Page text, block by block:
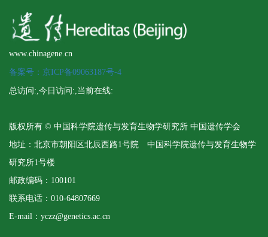
www.chinagene.cn
备案号：京ICP备09063187号-4
总访问:,今日访问:,当前在线:
版权所有 © 中国科学院遗传与发育生物学研究所 中国遗传学会
地址：北京市朝阳区北辰西路1号院 中国科学院遗传与发育生物学
研究所1号楼
邮政编码：100101
联系电话：010-64807669
E-mail：yczz@genetics.ac.cn